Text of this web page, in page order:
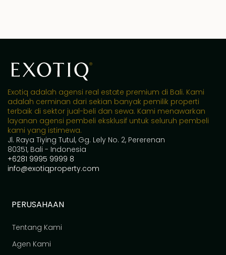
Exotiq adalah agensi real estate premium di Bali. Kami
adalah cerminan dari sekian banyak pemilik properti
terbaik di sektor jual-beli dan sewa. Kami menawarkan
layanan agensi pembeli eksklusif untuk seluruh pembeli
kami yang istimewa.
Jl. Raya Tiying Tutul, Gg. Lely No. 2, Pererenan
80351, Bali - Indonesia
+6281 9995 9999 8
info@exotiqproperty.com
PERUSAHAAN
Tentang Kami
Agen Kami